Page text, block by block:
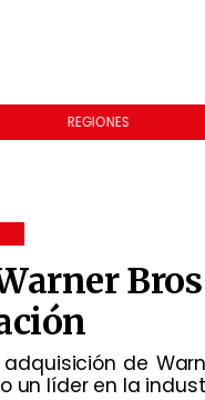
REGIONES
de
un líder en la